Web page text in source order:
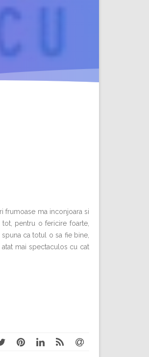
frumoase ma inconjoara si
pentru o fericire foarte,
ca totul o sa fie bine,
mai spectaculos cu cat